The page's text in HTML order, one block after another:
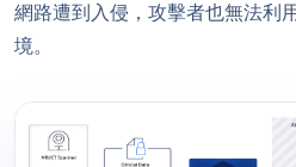
網路遭到入侵，攻擊者也無法利
境。